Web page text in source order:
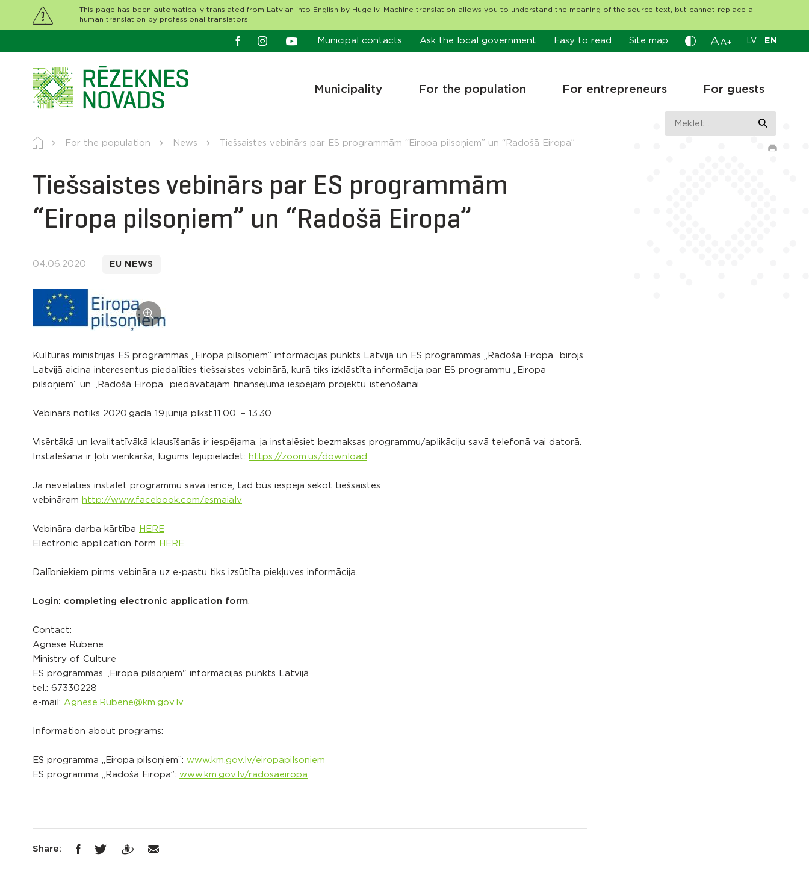
This page has been automatically translated from Latvian into English by Hugo.lv. Machine translation allows you to understand the meaning of the source text, but cannot replace a
human translation by professional translators.
Municipal contacts Ask the local government Easy to read Site map A A+ LV EN
Municipality For the population For entrepreneurs For guests
For the population News Tiešsaistes vebinārs par ES programmām “Eiropa pilsoņiem” un “Radošā Eiropa”
Tiešsaistes vebinārs par ES programmām
“Eiropa pilsoņiem” un “Radošā Eiropa”
04.06.2020 EU NEWS
Kultūras ministrijas ES programmas „Eiropa pilsoņiem” informācijas punkts Latvijā un ES programmas „Radošā Eiropa” birojs
Latvijā aicina interesentus piedalīties tiešsaistes vebinārā, kurā tiks izklāstīta informācija par ES programmu „Eiropa
pilsoņiem” un „Radošā Eiropa” piedāvātajām finansējuma iespējām projektu īstenošanai.
Vebinārs notiks 2020.gada 19.jūnijā plkst.11.00. – 13.30
Visērtākā un kvalitatīvākā klausīšanās ir iespējama, ja instalēsiet bezmaksas programmu/aplikāciju savā telefonā vai datorā.
Instalēšana ir ļoti vienkārša, lūgums lejupielādēt: https://zoom.us/download.
Ja nevēlaties instalēt programmu savā ierīcē, tad būs iespēja sekot tiešsaistes
vebināram http://www.facebook.com/esmajalv
Vebināra darba kārtība HERE
Electronic application form HERE
Dalībniekiem pirms vebināra uz e-pastu tiks izsūtīta piekļuves informācija.
Login: completing electronic application form.
Contact:
Agnese Rubene
Ministry of Culture
ES programmas „Eiropa pilsoņiem" informācijas punkts Latvijā
tel.: 67330228
e-mail: Agnese.Rubene@km.gov.lv
Information about programs:
ES programma „Eiropa pilsoņiem”: www.km.gov.lv/eiropapilsoniem
ES programma „Radošā Eiropa”: www.km.gov.lv/radosaeiropa
Share: